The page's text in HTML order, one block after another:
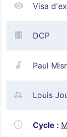
Visa
DCP
Paul
Louis
Cycle :